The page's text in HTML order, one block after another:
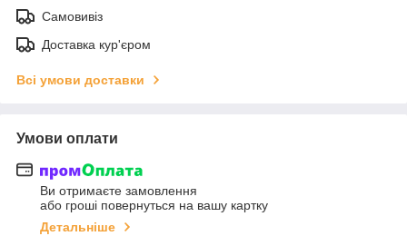
Самовивіз
Доставка кур'єром
Всі умови доставки
Умови оплати
Ви отримаєте замовлення
або гроші повернуться на вашу картку
Детальніше